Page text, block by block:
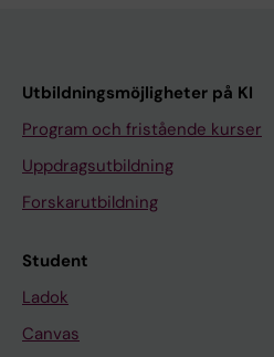
Utbildningsmöjligheter på KI
Program och fristående kurser
Uppdragsutbildning
Forskarutbildning
Student
Ladok
Canvas